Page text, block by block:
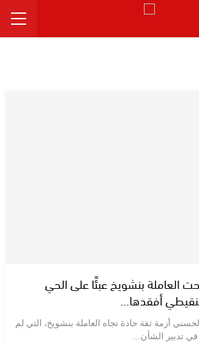
العاملة بنشويخ عبئًا على الحي
أفقدها…
أزمة ثقة حادة تجاه العاملة بنشويخ، التي لم
تدبير الشأن…